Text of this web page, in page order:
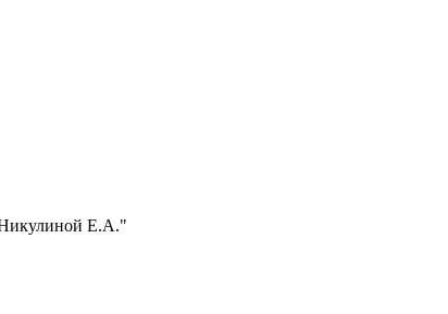
Никулиной Е.А."